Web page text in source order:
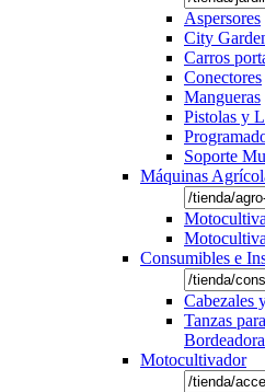
Aspersores
City
Carros
Conectores
Mangueras
Pistolas y
Soporte
Máquinas
Consumibles e
Cabezales
Tanzas
Motocultivador